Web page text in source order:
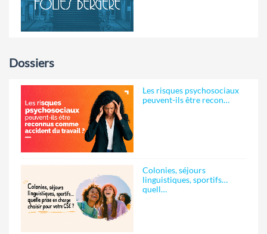
Dossiers
Les risques psychosociaux
peuvent-ils être recon…
Colonies, séjours
linguistiques, sportifs…
quell…